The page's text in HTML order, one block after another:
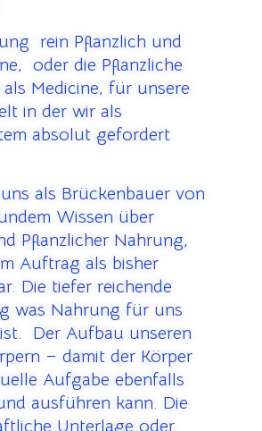
rein Pflanzlich und
oder die Pflanzliche
Medicine, für unsere
in der wir als
absolut gefordert
als Brückenbauer von
Wissen über
Pflanzlicher Nahrung,
Auftrag als bisher
Die tiefer reichende
was Nahrung für uns
Der Aufbau unseren
– damit der Körper
Aufgabe ebenfalls
ausführen kann. Die
Unterlage oder